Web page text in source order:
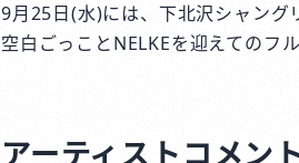
9月25日(水)には、下北沢シャング
空白ごっことNELKEを迎えてのフ
アーティストコメン